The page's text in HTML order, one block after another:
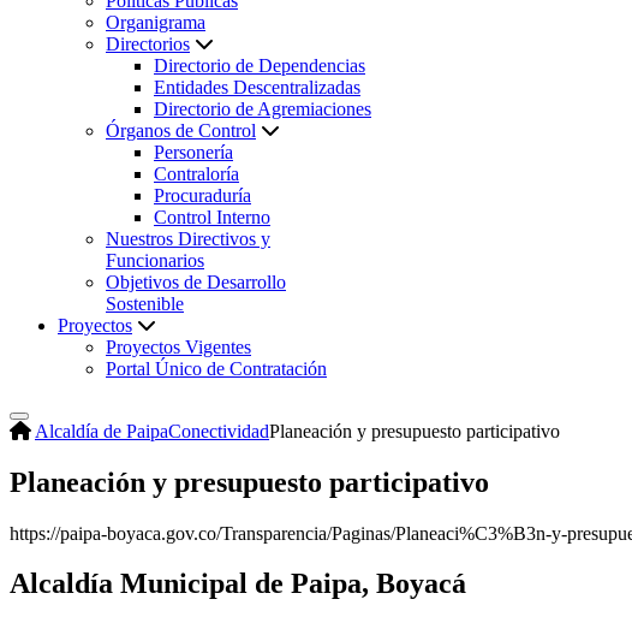
Organigrama
Directorios
Directorio de Dependencias
Entidades Descentralizadas
Directorio de Agremiaciones
Órganos de Control
Personería
Contraloría
Procuraduría
Control Interno
Nuestros Directivos y
Funcionarios
Objetivos de Desarrollo
Sostenible
Proyectos
Proyectos Vigentes
Portal Único de Contratación
Alcaldía de PaipaConectividadPlaneación y presupuesto participativo
Planeación y presupuesto participativo
​https://paipa-boyaca.gov.co/Transparencia/Paginas/Planeaci%C3%B3n-y-
Alcaldía Municipal de Paipa, Boyacá